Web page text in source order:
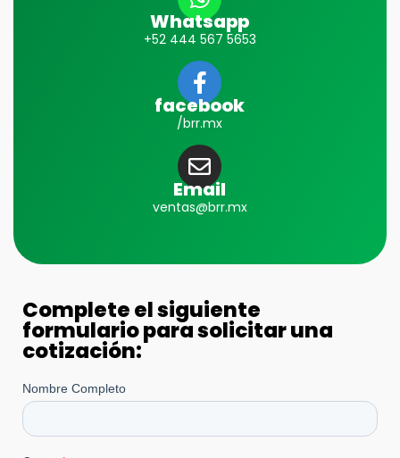
Whatsapp
+52 444 567 5653
facebook
/brr.mx
Email
ventas@brr.mx
Complete el siguiente
formulario para solicitar una
cotización: